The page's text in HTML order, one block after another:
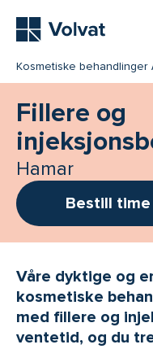
Kosmetiske behandlinger
Fillere og
Hamar
Bestill time
Våre dyktige og
kosmetiske
med fillere og
ventetid, og du